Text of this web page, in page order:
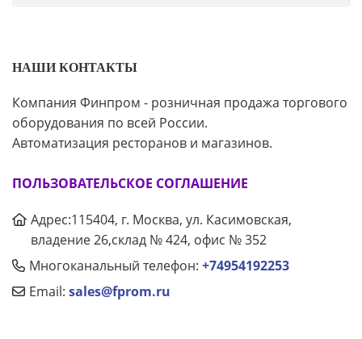
НАШИ КОНТАКТЫ
Компания Финпром - розничная продажа торгового
оборудования по всей России.
Автоматизация ресторанов и магазинов.
ПОЛЬЗОВАТЕЛЬСКОЕ СОГЛАШЕНИЕ
Адрес:115404, г. Москва, ул. Касимовская,
владение 26,склад № 424, офис № 352
Многоканальный телефон: +74954192253
Email: sales@fprom.ru